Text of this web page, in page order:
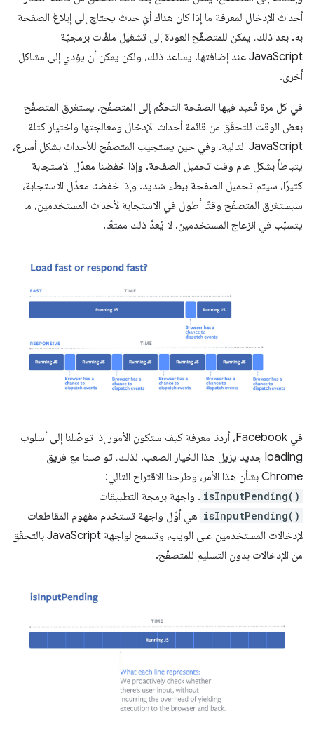
أحداث الإدخال لمعرفة ما إذا كان هناك أيّ حدث يحتاج إلى إبلاغ الصفحة
به. بعد ذلك، يمكن للمتصفّح العودة إلى تشغيل ملفّات برمجيّة
JavaScript عند إضافتها. يساعد ذلك، ولكن يمكن أن يؤدي إلى مشاكل
أخرى.
في كل مرة تُعيد فيها الصفحة التحكّم إلى المتصفّح، يستغرق المتصفّح
بعض الوقت للتحقّق من قائمة أحداث الإدخال ومعالجتها واختيار كتلة
JavaScript التالية. وفي حين يستجيب المتصفّح للأحداث بشكل أسرع،
يتباطأ بشكل عام وقت تحميل الصفحة. وإذا خفضنا معدّل الاستجابة
كثيرًا، سيتم تحميل الصفحة ببطء شديد. وإذا خفضنا معدّل الاستجابة،
سيستغرق المتصفّح وقتًا أطول في الاستجابة لأحداث المستخدمين، ما
يتسبّب في انزعاج المستخدمين. لا يُعدّ ذلك ممتعًا.
في Facebook، أردنا معرفة كيف ستكون الأمور إذا توصّلنا إلى أسلوب
loading جديد يزيل هذا الخيار الصعب. لذلك، تواصلنا مع فريق
Chrome بشأن هذا الأمر، وطرحنا الاقتراح التالي:
isInputPending() . واجهة برمجة التطبيقات
isInputPending() هي أوّل واجهة تستخدم مفهوم المقاطعات
لإدخالات المستخدمين على الويب، وتسمح لواجهة JavaScript بالتحقّق
من الإدخالات بدون التسليم للمتصفّح.